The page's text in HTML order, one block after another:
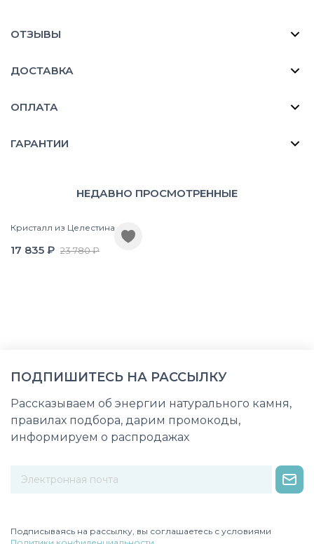
ОТЗЫВЫ
ДОСТАВКА
ОПЛАТА
ГАРАНТИИ
НЕДАВНО ПРОСМОТРЕННЫЕ
Кристалл из Целестина
17 835 ₽ 23 780 ₽
ПОДПИШИТЕСЬ НА РАССЫЛКУ
Рассказываем об энергии натурального камня,
правилах подбора, дарим промокоды,
информируем о распродажах
Подписываясь на рассылку, вы соглашаетесь с условиями